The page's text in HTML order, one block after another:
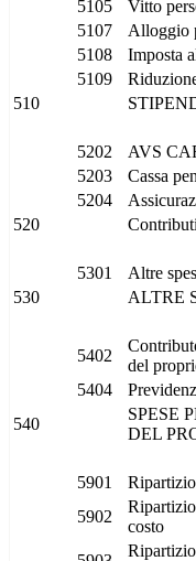
5105
Vitto
5107
Alloggio
5108
Imposta
5109
510
5202 AVS
5203
Cassa
5204
520
5301 Altre
530
ALTRE
5402
del
5404
540
SPESE
DEL
5901
5902
costo